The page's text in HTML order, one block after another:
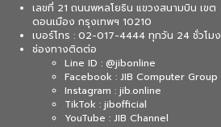
เลขที่ 21 ถนนพหลโยธิน แขวงสนามบิน เขต
ดอนเมือง กรุงเทพฯ 10210
เบอร์โทร : 02-017-4444 ทุกวัน 24 ชั่วโมง
ช่องทางติดต่อ
Line ID : @jibonline
Facebook : JIB Computer Group
Instagram : jib.online
TikTok : jibofficial
YouTube : JIB Channel